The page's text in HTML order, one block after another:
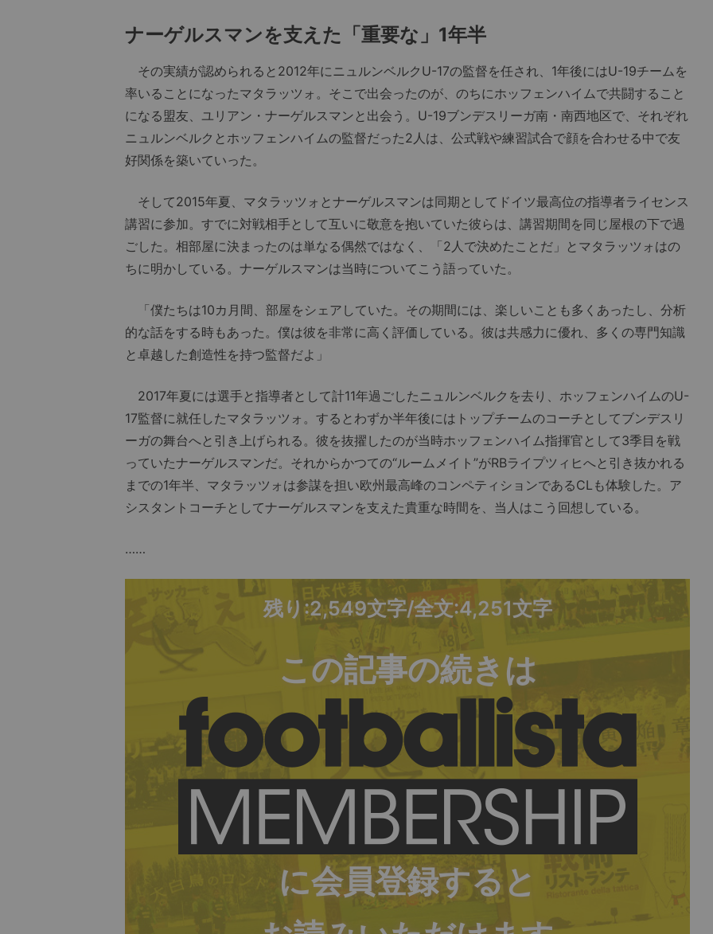
ナーゲルスマンを支えた「重要な」1年半
その実績が認められると2012年にニュルンベルクU-17の監督を任され、1年後にはU-19チームを
率いることになったマタラッツォ。そこで出会ったのが、のちにホッフェンハイムで共闘すること
になる盟友、ユリアン・ナーゲルスマンと出会う。U-19ブンデスリーガ南・南西地区で、それぞれ
ニュルンベルクとホッフェンハイムの監督だった2人は、公式戦や練習試合で顔を合わせる中で友
好関係を築いていった。
そして2015年夏、マタラッツォとナーゲルスマンは同期としてドイツ最高位の指導者ライセンス
講習に参加。すでに対戦相手として互いに敬意を抱いていた彼らは、講習期間を同じ屋根の下で過
ごした。相部屋に決まったのは単なる偶然ではなく、「2人で決めたことだ」とマタラッツォはの
ちに明かしている。ナーゲルスマンは当時についてこう語っていた。
「僕たちは10カ月間、部屋をシェアしていた。その期間には、楽しいことも多くあったし、分析
的な話をする時もあった。僕は彼を非常に高く評価している。彼は共感力に優れ、多くの専門知識
と卓越した創造性を持つ監督だよ」
2017年夏には選手と指導者として計11年過ごしたニュルンベルクを去り、ホッフェンハイムのU-
17監督に就任したマタラッツォ。するとわずか半年後にはトップチームのコーチとしてブンデスリ
ーガの舞台へと引き上げられる。彼を抜擢したのが当時ホッフェンハイム指揮官として3季目を戦
っていたナーゲルスマンだ。それからかつての“ルームメイト”がRBライプツィヒへと引き抜かれる
までの1年半、マタラッツォは参謀を担い欧州最高峰のコンペティションであるCLも体験した。ア
シスタントコーチとしてナーゲルスマンを支えた貴重な時間を、当人はこう回想している。
……
残り:2,549文字/全文:4,251文字
この記事の続きは
に会員登録すると